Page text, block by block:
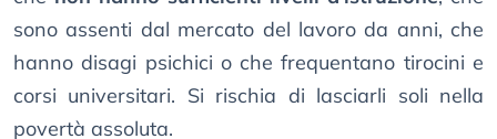
sono assenti dal mercato del lavoro da anni, che
hanno disagi psichici o che frequentano tirocini e
corsi universitari. Si rischia di lasciarli soli nella
povertà assoluta.